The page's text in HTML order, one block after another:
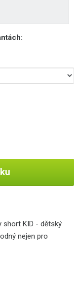
short KID - dětský
nejen pro